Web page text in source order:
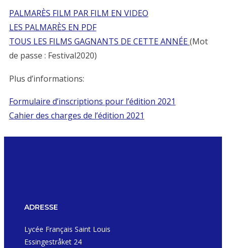
PALMARÈS FILM PAR FILM EN VIDEO
LES PALMARÈS EN PDF
TOUS LES FILMS GAGNANTS DE CETTE ANNÉE(Mot
de passe : Festival2020)
Plus d’informations:
Formulaire d’inscriptions pour l’édition 2021
Cahier des charges de l’édition 2021
ADRESSE
Lycée Français Saint Louis
Essingestråket 24